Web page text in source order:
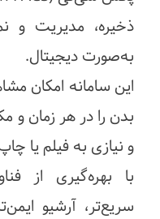
ذخیره، مدیریت و
به‌صورت دیجیتال.
این سامانه امکان
بدن را در هر زمان و
و نیازی به فیلم یا
سریع‌تر، آرشیو